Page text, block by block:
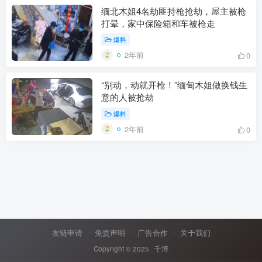
缅北木姐4名劫匪持枪抢劫，屋主被枪
打晕，家中保险箱和车被枪走
爆料
2年前 0
“别动，动就开枪！”缅甸木姐做换钱生
意的人被抢劫
爆料
2年前 0
友链申请 免责声明 广告合作 关于我们
Copyright © 2025 · 千博